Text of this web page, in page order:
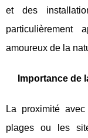
et des
amoureux de la
Importance de
La proximité
plages ou les